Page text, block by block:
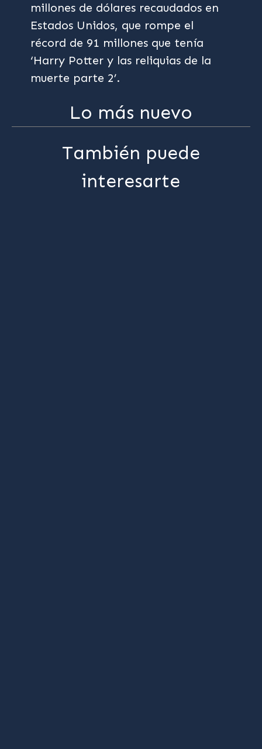
millones de dólares recaudados en
Estados Unidos, que rompe el
récord de 91 millones que tenía
‘Harry Potter y las reliquias de la
muerte parte 2’.
Lo más nuevo
También puede
interesarte